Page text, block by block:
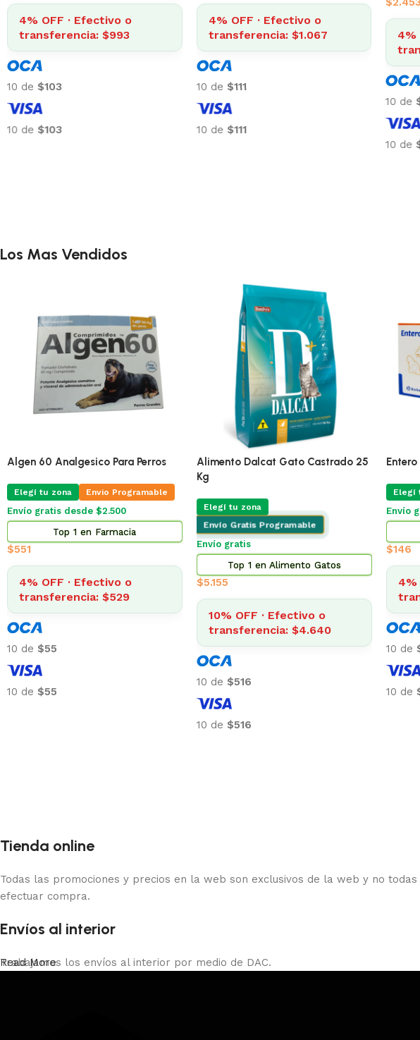
4% OFF · Efectivo o
transferencia: $993
10 de $103
10 de $103
4% OFF · Efectivo o
transferencia: $1.067
10 de $111
10 de $111
4%
10 de
10 de
Los Mas Vendidos
Analgesico Para Perros
tu zona Envio Programable
desde $2.500
Top 1 en Farmacia
OFF · Efectivo o
$529
$55
$55
Alimento Dalcat Gato Castrado 25
Elegí tu zona
Envío Gratis Programable
Envío gratis
Top 1 en Alimento Gatos
10% OFF · Efectivo o
transferencia: $4.640
$516
$516
Entero
Elegí tu zona
Envío gratis
Top
4% OFF
10 de $15
$15
Tienda online
Todas las promociones y precios en la web son exclusivos de la web y no
efectuar compra.
Envíos al interior
Trabajamos los envíos al interior por medio de DAC.
Read More